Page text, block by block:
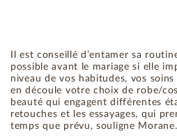
Il est conseillé d’entamer sa
possible avant le mariage si elle
niveau de vos habitudes, vos
en découle votre choix de robe/
beauté qui engagent différentes
retouches et les essayages, qui
temps que prévu, souligne Morane.